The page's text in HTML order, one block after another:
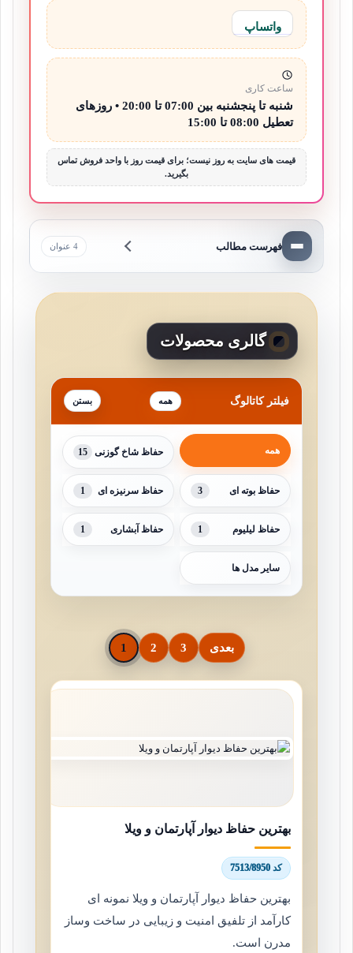
واتساپ
ساعت کاری
شنبه تا پنجشنبه بین 07:00 تا 20:00 • روزهای
تعطیل 08:00 تا 15:00
قیمت های سایت به روز نیست؛ برای قیمت روز با واحد فروش تماس
بگیرید.
فهرست مطالب 4 عنوان
گالری محصولات
فیلتر کاتالوگ همه
همه حفاظ شاخ گوزنی 15
حفاظ بوته ای 3 حفاظ سرنیزه ای 1
حفاظ لیلیوم 1 حفاظ آبشاری 1
سایر مدل ها
1 2 3 بعدی
بهترین حفاظ دیوار آپارتمان و ویلا
کد 7513/8950
بهترین حفاظ دیوار آپارتمان و ویلا نمونه ای
کارآمد از تلفیق امنیت و زیبایی در ساخت وساز
مدرن است.